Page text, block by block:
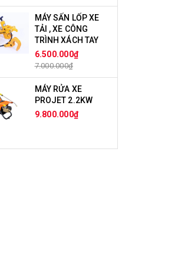
MÁY SẤN LỐP XE
TẢI , XE CÔNG
TRÌNH XÁCH TAY
6.500.000₫
7.000.000₫
MÁY RỬA XE
PROJET 2.2KW
9.800.000₫